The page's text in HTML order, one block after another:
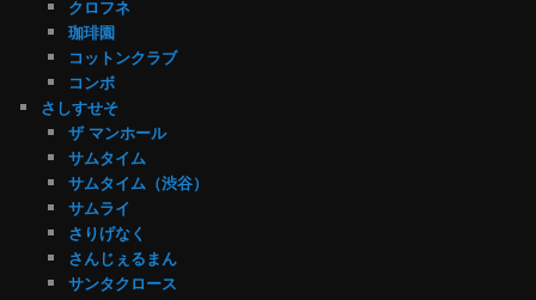
クロフネ
珈琲園
コットンクラブ
コンボ
さしすせそ
ザ マンホール
サムタイム
サムタイム（渋谷）
サムライ
さりげなく
さんじぇるまん
サンタクロース